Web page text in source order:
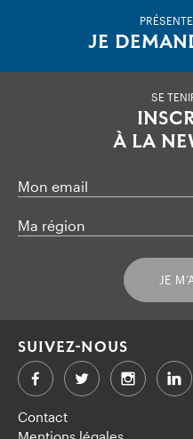
JE
SE
À LA
Mon email
Ma région
JE
Contact
SUIVEZ-NOUS
FacebookTwitter